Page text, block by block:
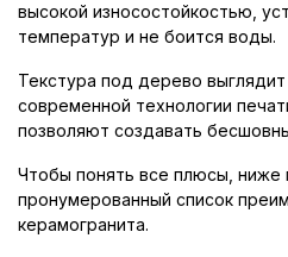
высокой износостойкостью,
температур и не боится воды.
Текстура под дерево
современной технологии
позволяют создавать
Чтобы понять все плюсы, ниже
пронумерованный список
керамогранита.